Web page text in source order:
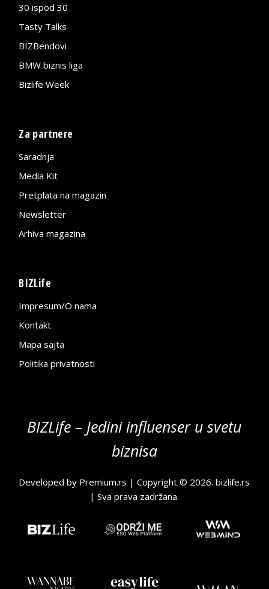
30 ispod 30
Tasty Talks
BIZBendovi
BMW biznis liga
Bizlife Week
Za partnere
Saradnja
Media Kit
Pretplata na magazin
Newsletter
Arhiva magazina
BIZLife
Impresum/O nama
Kontakt
Mapa sajta
Politika privatnosti
BIZLife – Jedini influenser u svetu
biznisa
Developed by Premium.rs | Copyright © 2026.bizlife.rs
| Sva prava zadržana.